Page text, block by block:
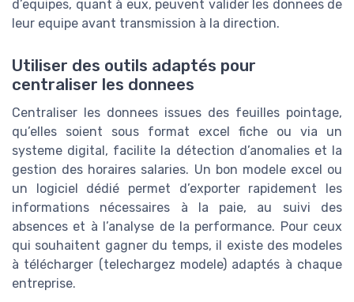
d’equipes, quant à eux, peuvent valider les donnees de
leur equipe avant transmission à la direction.
Utiliser des outils adaptés pour
centraliser les donnees
Centraliser les donnees issues des feuilles pointage,
qu’elles soient sous format excel fiche ou via un
systeme digital, facilite la détection d’anomalies et la
gestion des horaires salaries. Un bon modele excel ou
un logiciel dédié permet d’exporter rapidement les
informations nécessaires à la paie, au suivi des
absences et à l’analyse de la performance. Pour ceux
qui souhaitent gagner du temps, il existe des modeles
à télécharger (telechargez modele) adaptés à chaque
entreprise.